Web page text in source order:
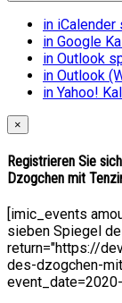
in iCalender
in Google
in Outlook
in Outlook
in Yahoo!
×
Registrieren Sie
Dzogchen mit
[imic_events
sieben Spiegel
return="https://
des-dzogchen-